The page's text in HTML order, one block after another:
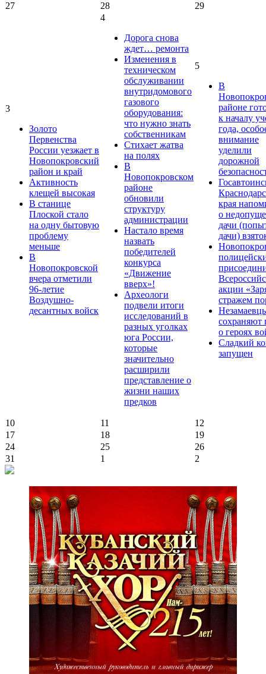
27 28 29
3
Золото
Первенства
России уезжает в
Новопокровский
район и край
Активность
клещей высокая
В станице
Плоской стало
на одну бытовую
проблему
меньше
В
Новопокровской
вчера отметили
96-летие
Воздушно-
десантных войск
4
Дорога снова
ждет… ремонта
Изменения в
техническом
обслуживании
внутридомового
газового
оборудования:
что нужно знать
собственникам
Стихает жатва
на полях
В
Новопокровском
районе
обновили
структуру
администрации
Настало время
назвать
победителей
конкурса
«Движение
вверх»!
Археологи
подвели итоги
исследований в
разных уголках
юга России,
которые
значительно
расширили
представление о
жизни наших
предков
5
В
районе
к началу
года,
внимание
уделили
дорожной
края
о
дачи
дачи)
акции
стражем
сохраняют
о героях
Сладкий
запущен
10 11
12
17
18
19
24
25
26
31
1 2